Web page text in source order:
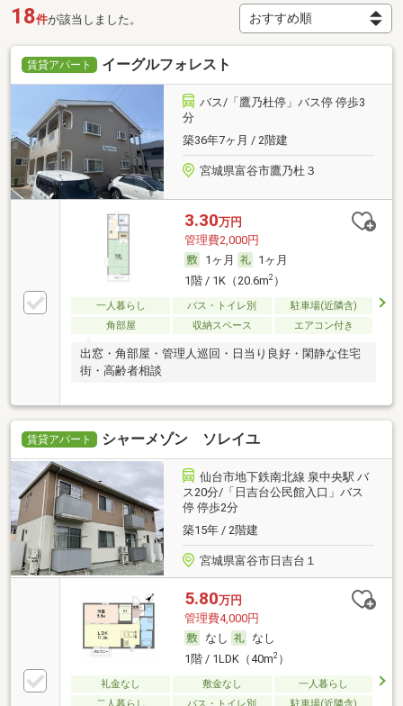
18件が該当しました。
賃貸アパート イーグルフォレスト
バス/「鷹乃杜停」バス停 停歩3
分
築36年7ヶ月 / 2階建
宮城県富谷市鷹乃杜３
3.30万円
管理費2,000円
1ヶ月
1ヶ月
1階 / 1K（20.6m2）
一人暮らし バス・トイレ別
駐車場(近隣含)
角部屋
収納スペース エアコン付き
出窓・角部屋・管理人巡回・日当り良好・閑静な住宅
街・高齢者相談
賃貸アパート シャーメゾン ソレイユ
仙台市地下鉄南北線 泉中央駅 バ
ス20分/「日吉台公民館入口」バス
停 停歩2分
築15年 / 2階建
宮城県富谷市日吉台１
5.80万円
管理費4,000円
なし
なし
1階 / 1LDK（40m2）
礼金なし 敷金なし
一人暮らし